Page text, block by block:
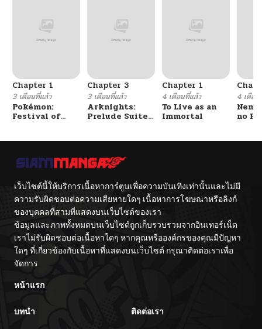
Chapter 1
3 เดือนที่แล้ว
Pokémon:
Festival of
Chapter 3
3 เดือนที่แล้ว
Arknights:
Prelude Suite:
Chapter 1
4 เดือนที่แล้ว
To Live as an
Immortal
4 เดือน
no
เว็บไซต์นี้ให้บริการเนื้อหาการ์ตูนเพื่อความบันเทิงเท่านั้นและไม่มี
ความรับผิดชอบต่อความเสียหายใดๆ เนื้อหาการโฆษณาหรือลิงก์
ของบุคคลที่สามที่แสดงบนเว็บไซต์ของเรา
ข้อมูลและภาพทั้งหมดบนเว็บไซต์ถูกเก็บรวบรวมจากอินเทอร์เน็ต
เราไม่รับผิดชอบต่อเนื้อหาใดๆ หากคุณหรือองค์กรของคุณมีปัญหา
ใดๆ ที่เกี่ยวข้องกับเนื้อหาที่แสดงบนเว็บไซต์ กรุณาติดต่อเราเพื่อ
จัดการ
หน้าแรก
บทนำ ติดต่อเรา